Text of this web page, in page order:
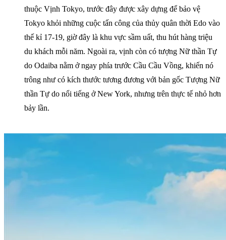
thuộc Vịnh Tokyo, trước đây được xây dựng để bảo vệ
Tokyo khỏi những cuộc tấn công của thủy quân thời Edo vào
thế kỉ 17-19, giờ đây là khu vực sầm uất, thu hút hàng triệu
du khách mỗi năm. Ngoài ra, vịnh còn có tượng Nữ thần Tự
do Odaiba nằm ở ngay phía trước Cầu Cầu Vồng, khiến nó
trông như có kích thước tương đương với bản gốc Tượng Nữ
thần Tự do nổi tiếng ở New York, nhưng trên thực tế nhỏ hơn
bảy lần.